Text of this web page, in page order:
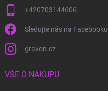
+420703144606
Sledujte nás na Facebooku
gravon.cz
VŠE O NÁKUPU